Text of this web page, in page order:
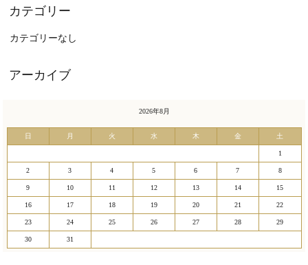
カテゴリーなし
2026年8月
日 月 火 水 木 金 土
1
2 3 4 5 6 7 8
9 10 11 12 13 14 15
16 17 18 19 20 21 22
23 24 25 26 27 28 29
30 31